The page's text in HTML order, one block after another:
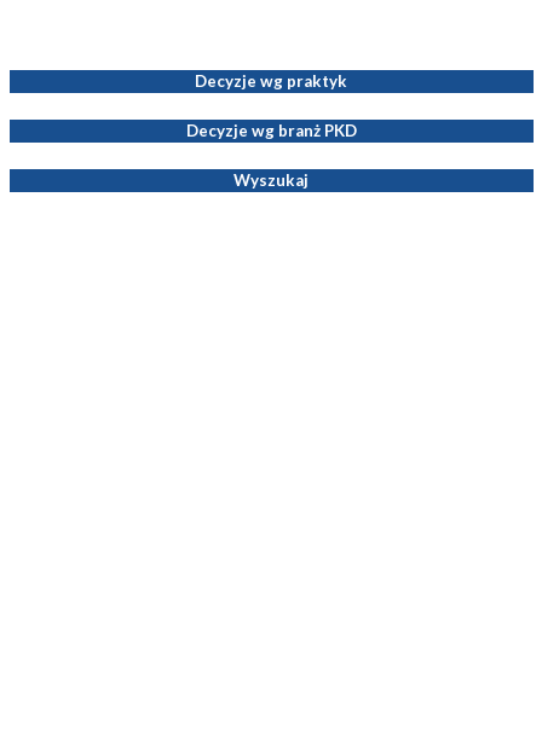
Decyzje wg praktyk
Decyzje wg branż PKD
Wyszukaj